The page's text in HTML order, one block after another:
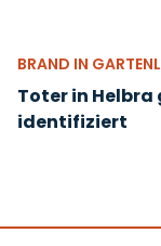
BRAND IN
Toter in
identifiziert